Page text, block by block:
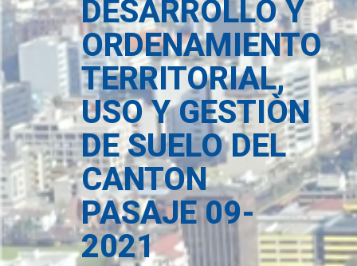
DESARROLLO Y
ORDENAMIENTO
TERRITORIAL,
USO Y GESTIÒN
DE SUELO DEL
CANTON
PASAJE 09-
2021